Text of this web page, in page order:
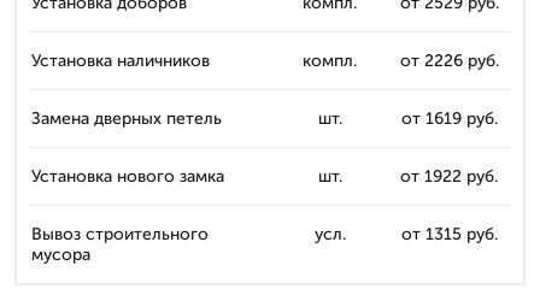
Установка наличников компл. от 2226 руб.
Замена дверных петель шт. от 1619 руб.
Установка нового замка шт. от 1922 руб.
Вывоз строительного
мусора
усл. от 1315 руб.